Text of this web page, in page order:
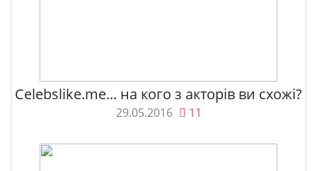
Celebslike.me... на кого з акторів ви схожі?
29.05.2016 11